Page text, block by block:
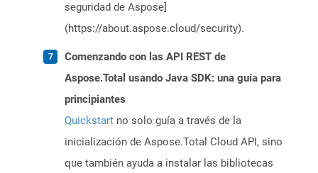
seguridad de Aspose]
(https://about.aspose.cloud/security).
Comenzando con las API REST de
Aspose.Total usando Java SDK: una guía para
principiantes
Quickstart no solo guía a través de la
inicialización de Aspose.Total Cloud API, sino
que también ayuda a instalar las bibliotecas